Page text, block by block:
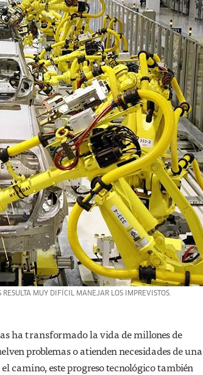
MUY DIFÍCIL MANEJAR LOS IMPREVISTOS.
ha transformado la vida de millones de
problemas o atienden necesidades de una
camino, este progreso tecnológico también